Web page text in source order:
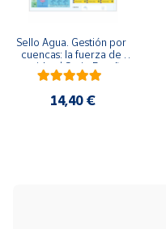
Sello Agua. Gestión por
cuencas: la fuerza de
una idea.| Serie España
ES| Pliego Premium
14,40 €